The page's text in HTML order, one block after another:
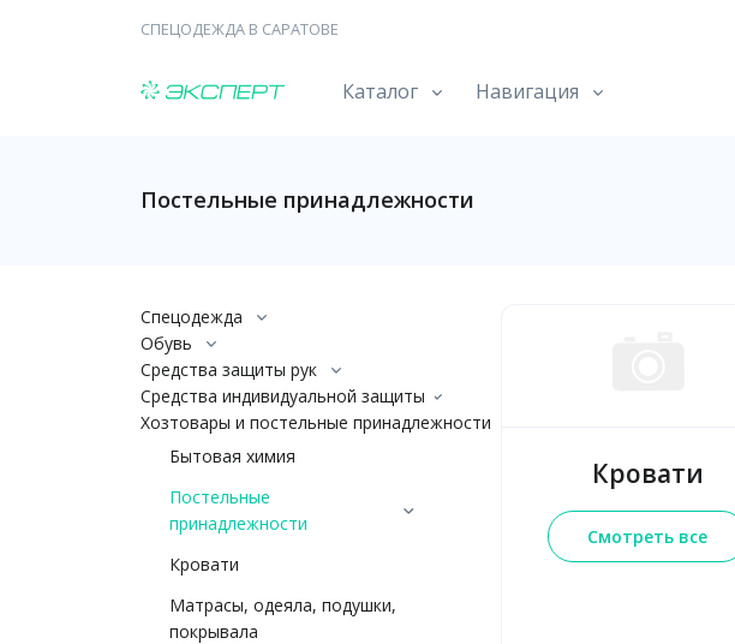
СПЕЦОДЕЖДА В САРАТОВЕ
Каталог Навигация
Постельные принадлежности
Спецодежда
Обувь
Средства защиты рук
Средства индивидуальной защиты
Хозтовары и постельные принадлежности
Бытовая химия
Постельные
принадлежности
Кровати
Матрасы, одеяла, подушки,
покрывала
Кровати
Смотреть все